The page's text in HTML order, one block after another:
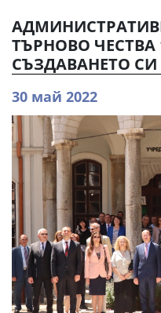
ТЪРНОВО
СЪЗДАВАНЕТО СИ
30 май 2022